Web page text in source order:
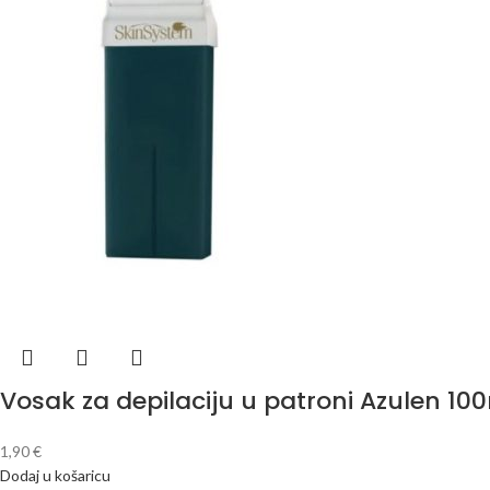
Vosak za depilaciju u patroni Azulen
1,90€
Dodaj u košaricu